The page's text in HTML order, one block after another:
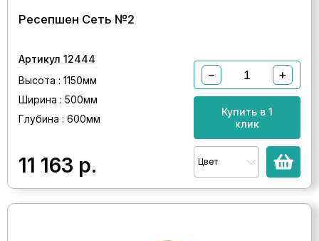
Ресепшен Сеть №2
Артикул 12444
Высота : 1150мм
Ширина : 500мм
Глубина : 600мм
11 163 р.
− +
Купить в 1
клик
Цвет